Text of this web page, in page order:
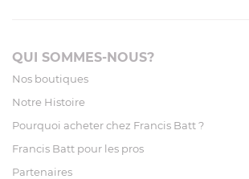
QUI SOMMES-NOUS?
Nos boutiques
Notre Histoire
Pourquoi acheter chez Francis Batt ?
Francis Batt pour les pros
Partenaires